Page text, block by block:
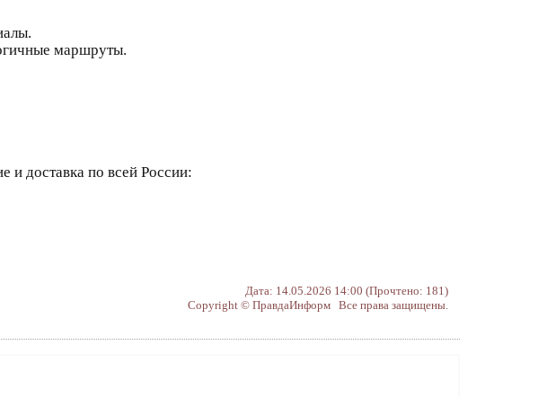
маршруты.
и доставка по всей России:
Дата: 14.05.2026 14:00 (Прочтено: 181)
Copyright © ПравдаИнформ Все права защищены.